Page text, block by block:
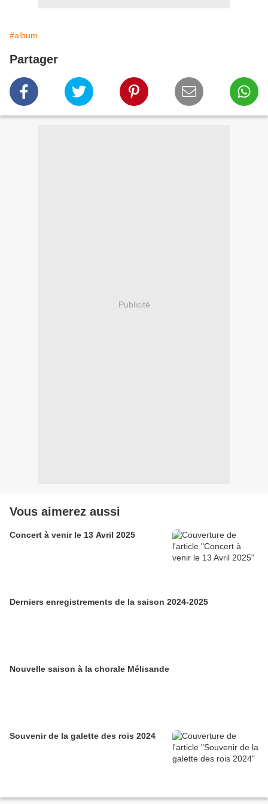
#album
Partager
Publicité
Vous aimerez aussi
Concert à venir le 13 Avril 2025
Derniers enregistrements de la saison 2024-2025
Nouvelle saison à la chorale Mélisande
Souvenir de la galette des rois 2024